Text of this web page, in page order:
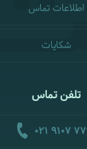
اطلاعات تماس
شکایات
تلفن تماس
021 9107